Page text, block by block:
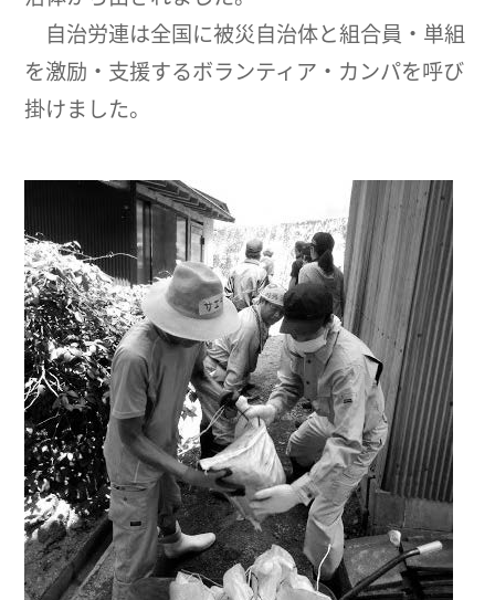
自治労連は全国に被災自治体と組合員・単組
を激励・支援するボランティア・カンパを呼び
掛けました。